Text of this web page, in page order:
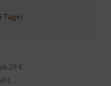
Tage)
29 €